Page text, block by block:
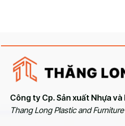
các nguyên liệu thừa của cây
mua được một chiếc bàn giám
Công ty Cp. Sản xuất Nhựa
Thang Long Plastic and